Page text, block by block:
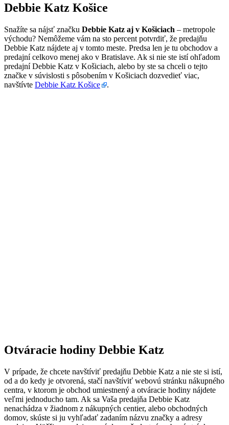
Debbie Katz Košice
Snažíte sa nájsť značku Debbie Katz aj v Košiciach – metropole
východu? Nemôžeme vám na sto percent potvrdiť, že predajňu
Debbie Katz nájdete aj v tomto meste. Predsa len je tu obchodov a
predajní celkovo menej ako v Bratislave. Ak si nie ste istí ohľadom
predajní Debbie Katz v Košiciach, alebo by ste sa chceli o tejto
značke v súvislosti s pôsobením v Košiciach dozvedieť viac,
navštívte Debbie Katz Košice .
Otváracie hodiny Debbie Katz
V prípade, že chcete navštíviť predajňu Debbie Katz a nie ste si istí,
od a do kedy je otvorená, stačí navštíviť webovú stránku nákupného
centra, v ktorom je obchod umiestnený a otváracie hodiny nájdete
veľmi jednoducho tam. Ak sa Vaša predajňa Debbie Katz
nenachádza v žiadnom z nákupných centier, alebo obchodných
domov, skúste si ju vyhľadať zadaním názvu značky a adresy